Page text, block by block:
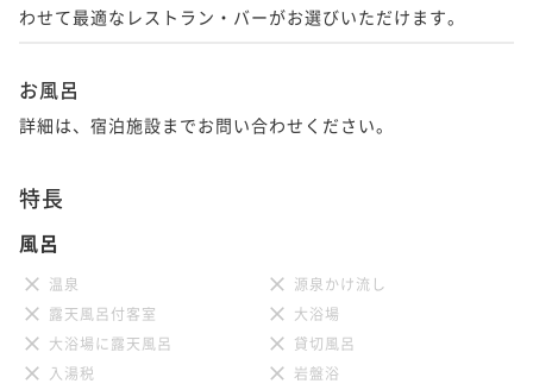
わせて最適なレストラン・バーがお選びいただけます。
お風呂
詳細は、宿泊施設までお問い合わせください。
特長
風呂
温泉
源泉かけ流し
露天風呂付客室
大浴場
大浴場に露天風呂
貸切風呂
入湯税
岩盤浴